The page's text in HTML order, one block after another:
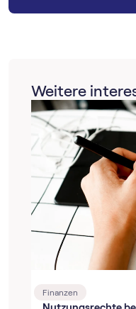
Weitere
Finanzen